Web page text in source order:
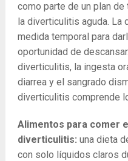
como parte de un plan
la diverticulitis aguda. La
medida temporal para
oportunidad de
diverticulitis, la ingesta
diarrea y el sangrado
diverticulitis comprende
Alimentos para comer
diverticulitis: una dieta
con solo líquidos claros